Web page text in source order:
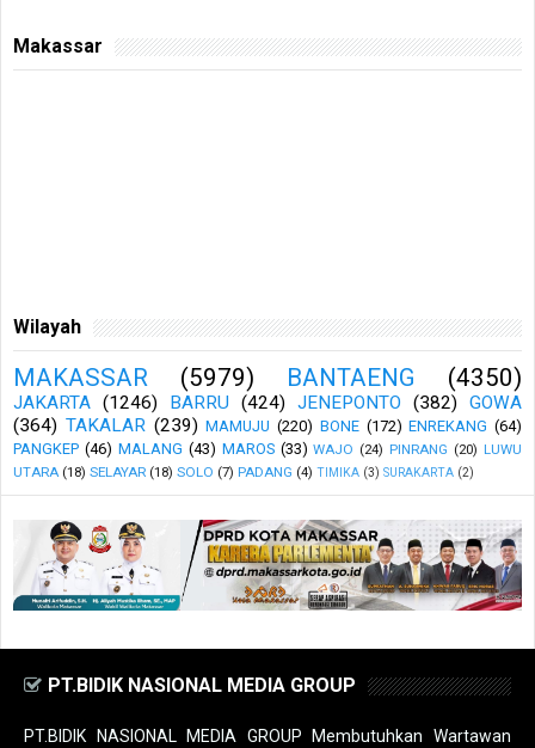
Makassar
Wilayah
MAKASSAR (5979) BANTAENG (4350)
JAKARTA (1246) BARRU (424) JENEPONTO (382)
GOWA
(364) TAKALAR (239) MAMUJU (220) BONE (172) ENREKANG (64)
PANGKEP (46) MALANG (43) MAROS (33) WAJO (24) PINRANG (20) LUWU
UTARA (18) SELAYAR (18) SOLO (7) PADANG (4) TIMIKA (3) SURAKARTA (2)
PT.BIDIK NASIONAL MEDIA GROUP
PT.BIDIK NASIONAL MEDIA GROUP Membutuhkan Wartawan